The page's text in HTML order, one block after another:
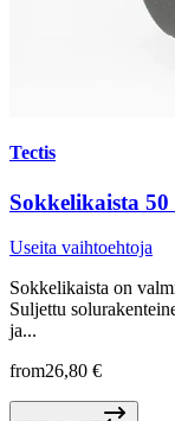
Tectis
Sokkelikaista 50
Useita vaihtoehtoja
Sokkelikaista on
Suljettu
ja...
from26,80 €